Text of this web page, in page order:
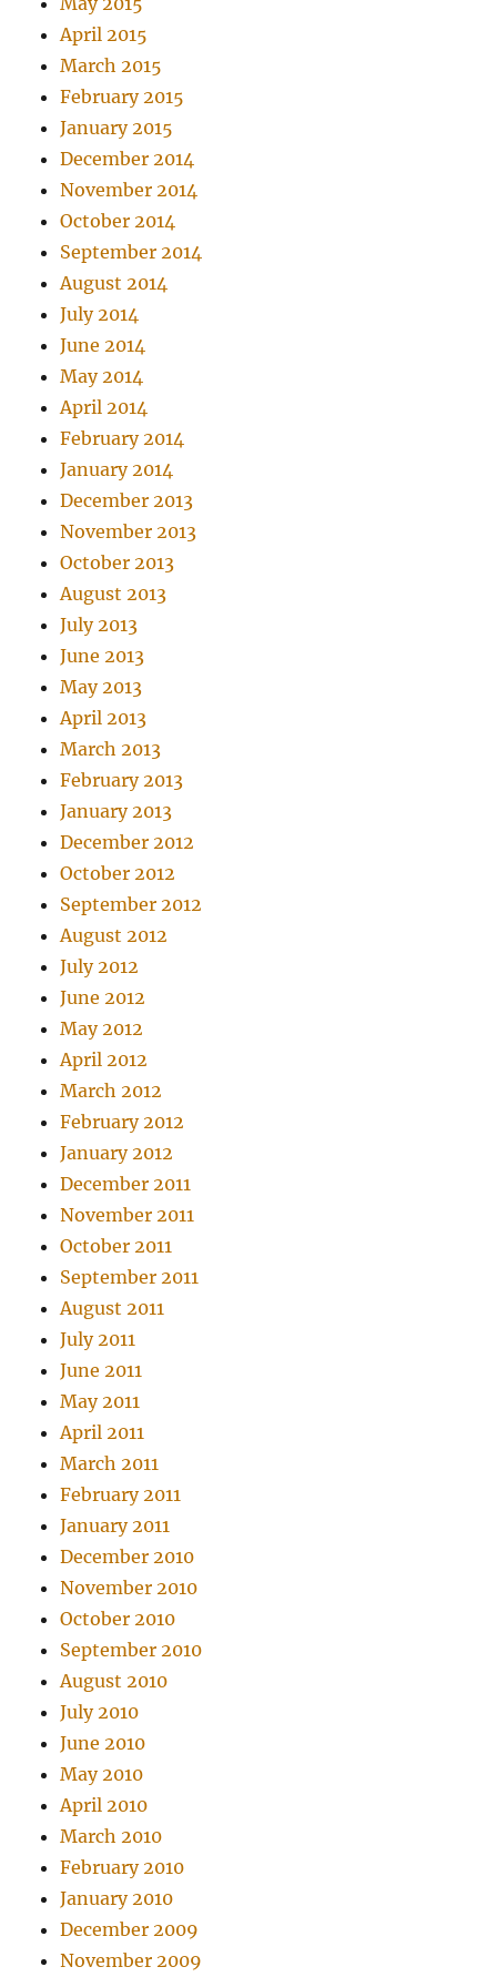
April 2015
March 2015
February 2015
January 2015
December 2014
November 2014
October 2014
September 2014
August 2014
July 2014
June 2014
May 2014
April 2014
February 2014
January 2014
December 2013
November 2013
October 2013
August 2013
July 2013
June 2013
May 2013
April 2013
March 2013
February 2013
January 2013
December 2012
October 2012
September 2012
August 2012
July 2012
June 2012
May 2012
April 2012
March 2012
February 2012
January 2012
December 2011
November 2011
October 2011
September 2011
August 2011
July 2011
June 2011
May 2011
April 2011
March 2011
February 2011
January 2011
December 2010
November 2010
October 2010
September 2010
August 2010
July 2010
June 2010
May 2010
April 2010
March 2010
February 2010
January 2010
December 2009
November 2009